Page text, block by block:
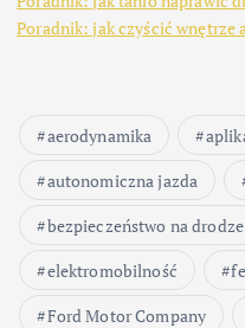
Poradnik: jak czyścić wnętrze
aerodynamika
autonomiczna jazda
bezpieczeństwo na drodze
elektromobilność
Ford Motor Company